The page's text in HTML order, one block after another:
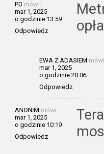
PO mówi:
mar 1, 2025
o godzinie 13:59
Odpowiedz
EWA Z ADASIEM
mar 1, 2025
o godzinie 20:06
Odpowiedz
ANONIM mówi:
mar 1, 2025
o godzinie 10:19
Odpowiedz